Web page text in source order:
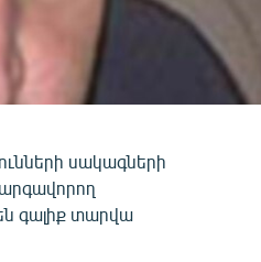
սակագների
գալիք տարվա